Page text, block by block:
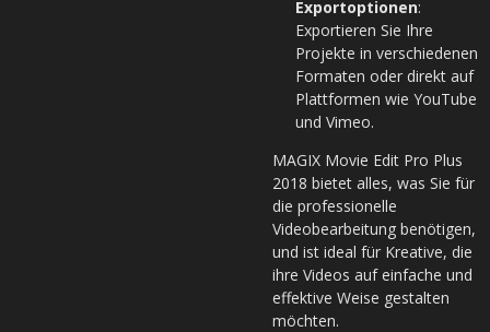
Exportoptionen:
Exportieren Sie Ihre
Projekte in verschiedenen
Formaten oder direkt auf
Plattformen wie YouTube
und Vimeo.
MAGIX Movie Edit Pro Plus
2018 bietet alles, was Sie für
die professionelle
Videobearbeitung benötigen,
und ist ideal für Kreative, die
ihre Videos auf einfache und
effektive Weise gestalten
möchten.